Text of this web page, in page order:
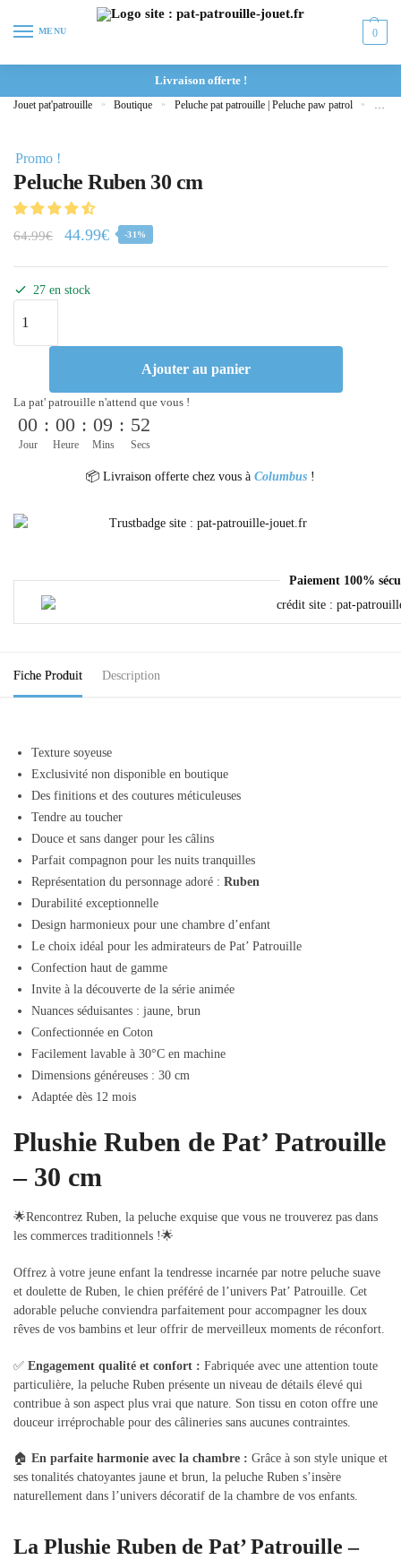
MENU 0
Livraison offerte !
Jouet pat'patrouille » Boutique » Peluche pat patrouille | Peluche paw patrol »
Promo !
Peluche Ruben 30 cm
64.99€ 44.99€ -31%
27 en stock
Ajouter au panier
La pat' patrouille n'attend que vous !
00
Jour
: 00
Heure
: 09
Mins
: 52
Secs
📦 Livraison offerte chez vous à Columbus !
Paiement 100%
Fiche Produit Description
Texture soyeuse
Exclusivité non disponible en boutique
Des finitions et des coutures méticuleuses
Tendre au toucher
Douce et sans danger pour les câlins
Parfait compagnon pour les nuits tranquilles
Représentation du personnage adoré : Ruben
Durabilité exceptionnelle
Design harmonieux pour une chambre d’enfant
Le choix idéal pour les admirateurs de Pat’ Patrouille
Confection haut de gamme
Invite à la découverte de la série animée
Nuances séduisantes : jaune, brun
Confectionnée en Coton
Facilement lavable à 30°C en machine
Dimensions généreuses : 30 cm
Adaptée dès 12 mois
Plushie Ruben de Pat’ Patrouille
– 30 cm
🌟Rencontrez Ruben, la peluche exquise que vous ne trouverez pas dans
les commerces traditionnels !🌟
Offrez à votre jeune enfant la tendresse incarnée par notre peluche suave
et doulette de Ruben, le chien préféré de l’univers Pat’ Patrouille. Cet
adorable peluche conviendra parfaitement pour accompagner les doux
rêves de vos bambins et leur offrir de merveilleux moments de réconfort.
✅ Engagement qualité et confort : Fabriquée avec une attention toute
particulière, la peluche Ruben présente un niveau de détails élevé qui
contribue à son aspect plus vrai que nature. Son tissu en coton offre une
douceur irréprochable pour des câlineries sans aucunes contraintes.
🏠 En parfaite harmonie avec la chambre : Grâce à son style unique et
ses tonalités chatoyantes jaune et brun, la peluche Ruben s’insère
naturellement dans l’univers décoratif de la chambre de vos enfants.
La Plushie Ruben de Pat’ Patrouille –